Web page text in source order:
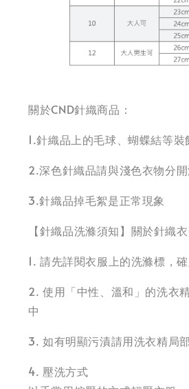
關於CND針織商品：
1.針織品上的毛球、蝴蝶結等
2.深色針織品請與淺色衣物分
3.針織品掉毛絮是正常現象
【針織品洗滌須知】關於針織
1. 請先詳閱衣服上的洗滌標，
2. 使用「中性、溫和」的洗衣
中
3. 如有明顯污漬請用洗衣精局
4. 壓洗方式